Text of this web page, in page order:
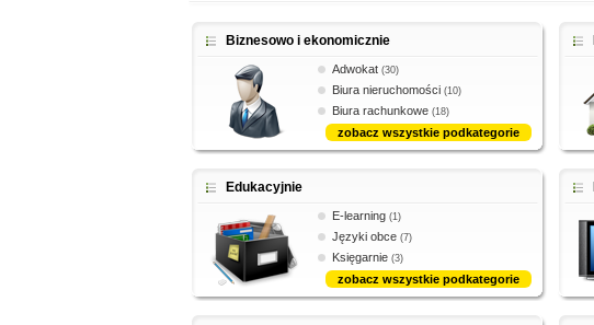
Biznesowo i ekonomicznie
Adwokat (30)
Biura nieruchomości (10)
Biura rachunkowe (18)
zobacz wszystkie podkategorie
Edukacyjnie
E-learning (1)
Języki obce (7)
Księgarnie (3)
zobacz wszystkie podkategorie